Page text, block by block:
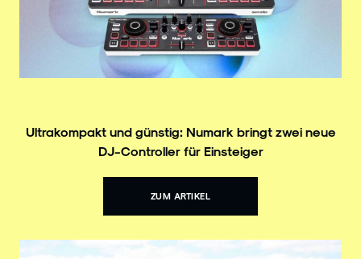
Ultrakompakt und günstig: Numark bringt zwei neue
DJ-Controller für Einsteiger
ZUM ARTIKEL